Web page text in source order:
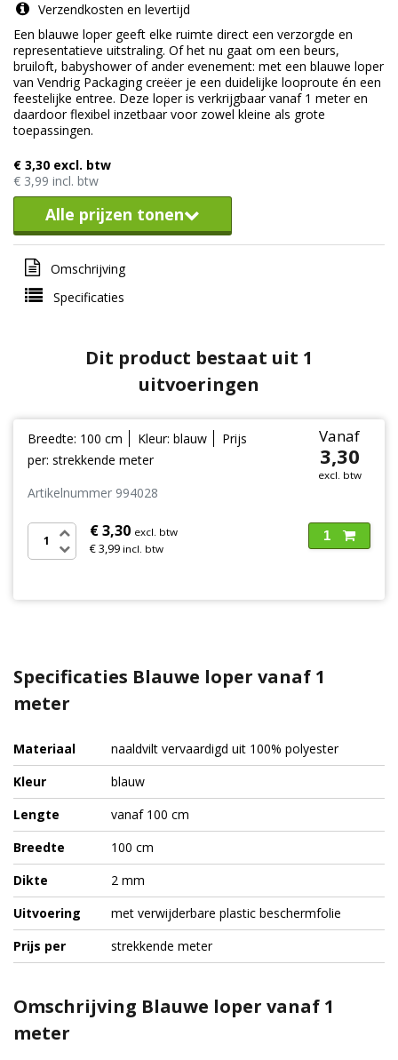
Verzendkosten en levertijd
Een blauwe loper geeft elke ruimte direct een verzorgde en
representatieve uitstraling. Of het nu gaat om een beurs,
bruiloft, babyshower of ander evenement: met een blauwe loper
van Vendrig Packaging creëer je een duidelijke looproute én een
feestelijke entree. Deze loper is verkrijgbaar vanaf 1 meter en
daardoor flexibel inzetbaar voor zowel kleine als grote
toepassingen.
€ 3,30 excl. btw
€ 3,99 incl. btw
Alle prijzen tonen
Omschrijving
Specificaties
Dit product bestaat uit 1
uitvoeringen
Breedte: 100 cm Kleur: blauw
Prijs
per: strekkende meter
Vanaf
3,30
excl. btw
Artikelnummer 994028
€ 3,30 excl. btw
€ 3,99 incl. btw
1
Specificaties Blauwe loper vanaf 1
meter
Materiaal
naaldvilt vervaardigd uit 100% polyester
Kleur
blauw
Lengte
vanaf 100 cm
Breedte
100 cm
Dikte
2 mm
Uitvoering
met verwijderbare plastic beschermfolie
Prijs per
strekkende meter
Omschrijving Blauwe loper vanaf 1
meter